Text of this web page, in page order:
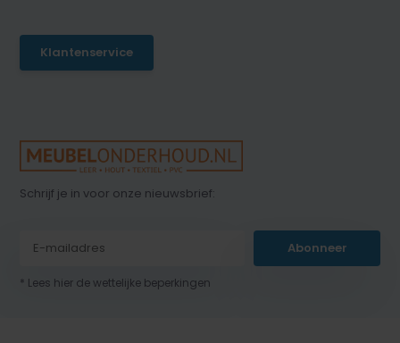
Klantenservice
Schrijf je in voor onze nieuwsbrief:
Abonneer
* Lees hier de wettelijke beperkingen